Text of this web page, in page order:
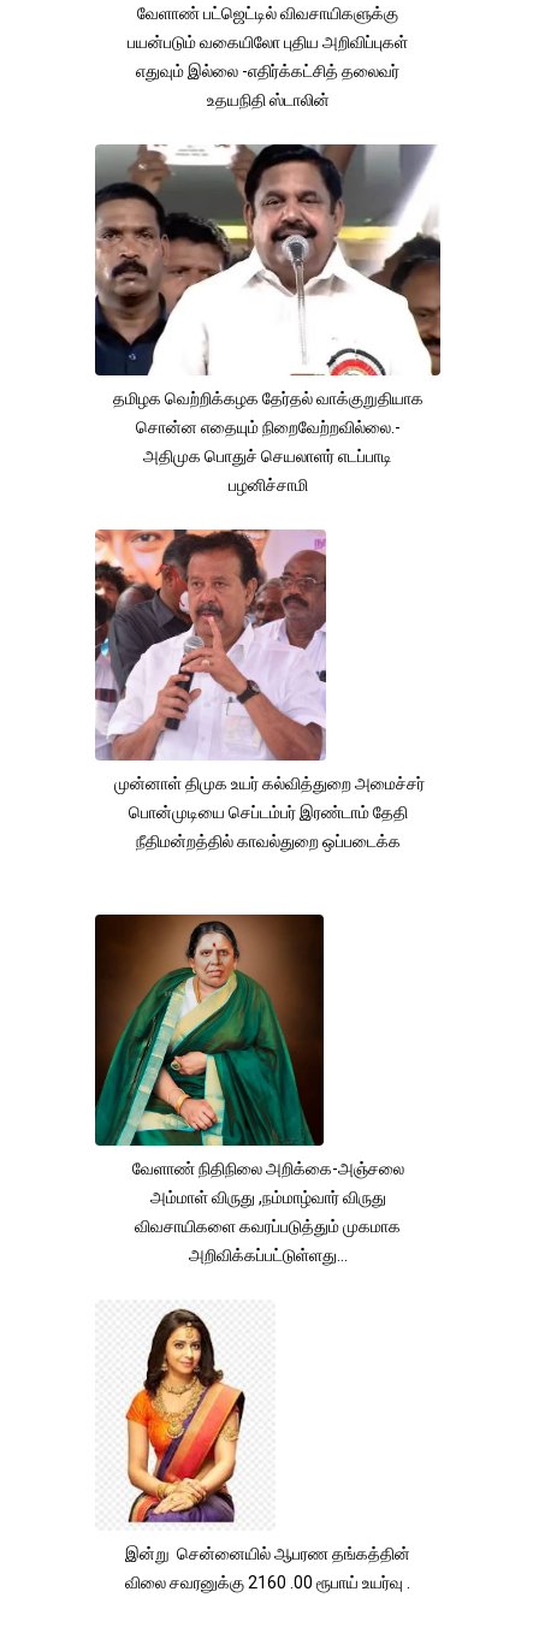
வேளாண் பட்ஜெட்டில் விவசாயிகளுக்கு
பயன்படும் வகையிலோ புதிய அறிவிப்புகள்
எதுவும் இல்லை -எதிர்க்கட்சித் தலைவர்
உதயநிதி ஸ்டாலின்
தமிழக வெற்றிக்கழக தேர்தல் வாக்குறுதியாக
சொன்ன எதையும் நிறைவேற்றவில்லை.-
அதிமுக பொதுச் செயலாளர் எடப்பாடி
பழனிச்சாமி
முன்னாள் திமுக உயர் கல்வித்துறை அமைச்சர்
பொன்முடியை செப்டம்பர் இரண்டாம் தேதி
நீதிமன்றத்தில் காவல்துறை ஒப்படைக்க
வேளாண் நிதிநிலை அறிக்கை-அஞ்சலை
அம்மாள் விருது ,நம்மாழ்வார் விருது
விவசாயிகளை கவரப்படுத்தும் முகமாக
அறிவிக்கப்பட்டுள்ளது...
இன்று சென்னையில் ஆபரண தங்கத்தின்
விலை சவரனுக்கு 2160 .00 ரூபாய் உயர்வு .